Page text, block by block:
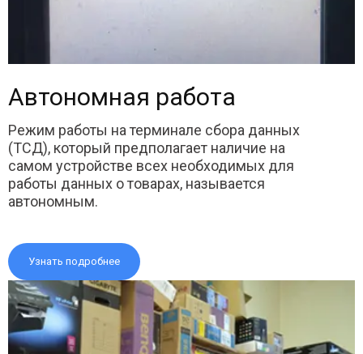
Автономная работа
Режим работы на терминале сбора данных
(ТСД), который предполагает наличие на
самом устройстве всех необходимых для
работы данных о товарах, называется
автономным.
Узнать подробнее